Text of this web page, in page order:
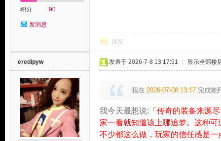
积分 90
发消息
回复
eredipyw 发表于 2026-7-8 13:17:51 显示全部楼
我在 2026-07-08 13:17完成签
我今天最想说:「 传奇的装备来源
家一看就知道该上哪追梦。这种
不少都这么做，玩家的信任感是